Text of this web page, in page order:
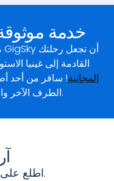
خدمة موثوقة
القادمة إلى غينيا
تجربة eSIM المجانية! سافر من أحد
الطرف الآخر وابقَ على اتصال طوال الوقت.
اطلع على ما يقوله مستخدمونا.